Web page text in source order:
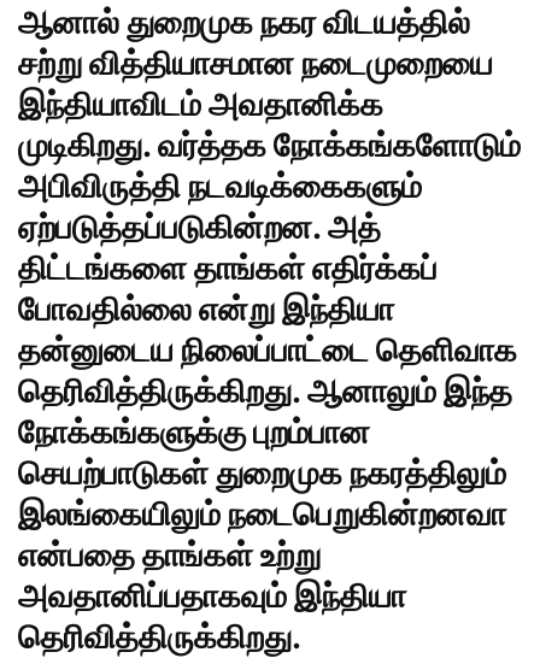
ஆனால் துறைமுக நகர விடயத்தில்
சற்று வித்தியாசமான நடைமுறையை
இந்தியாவிடம் அவதானிக்க
முடிகிறது. வர்த்தக நோக்கங்களோடும்
அபிவிருத்தி நடவடிக்கைகளும்
ஏற்படுத்தப்படுகின்றன. அத்
திட்டங்களை தாங்கள் எதிர்க்கப்
போவதில்லை என்றுஇந்தியா
தன்னுடைய நிலைப்பாட்டை தெளிவாக
தெரிவித்திருக்கிறது. ஆனாலும் இந்த
நோக்கங்களுக்கு புறம்பான
செயற்பாடுகள் துறைமுக நகரத்திலும்
இலங்கையிலும் நடைபெறுகின்றனவா
என்பதை தாங்கள் உற்று
அவதானிப்பதாகவும் இந்தியா
தெரிவித்திருக்கிறது.